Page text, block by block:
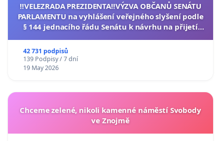
‼️VELEZRADA PREZIDENTA‼️VÝZVA OBČANŮ SENÁTU
PARLAMENTU na vyhlášení veřejného slyšení podle
§ 144 jednacího řádu Senátu k návrhu na přijetí
42 731 podpisů
139 Podpisy / 7 dní
19 May 2026
Chceme zelené, nikoli kamenné náměstí Svobody
ve Znojmě